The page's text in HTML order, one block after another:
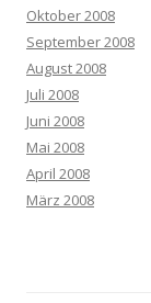
Oktober 2008
September 2008
August 2008
Juli 2008
Juni 2008
Mai 2008
April 2008
März 2008